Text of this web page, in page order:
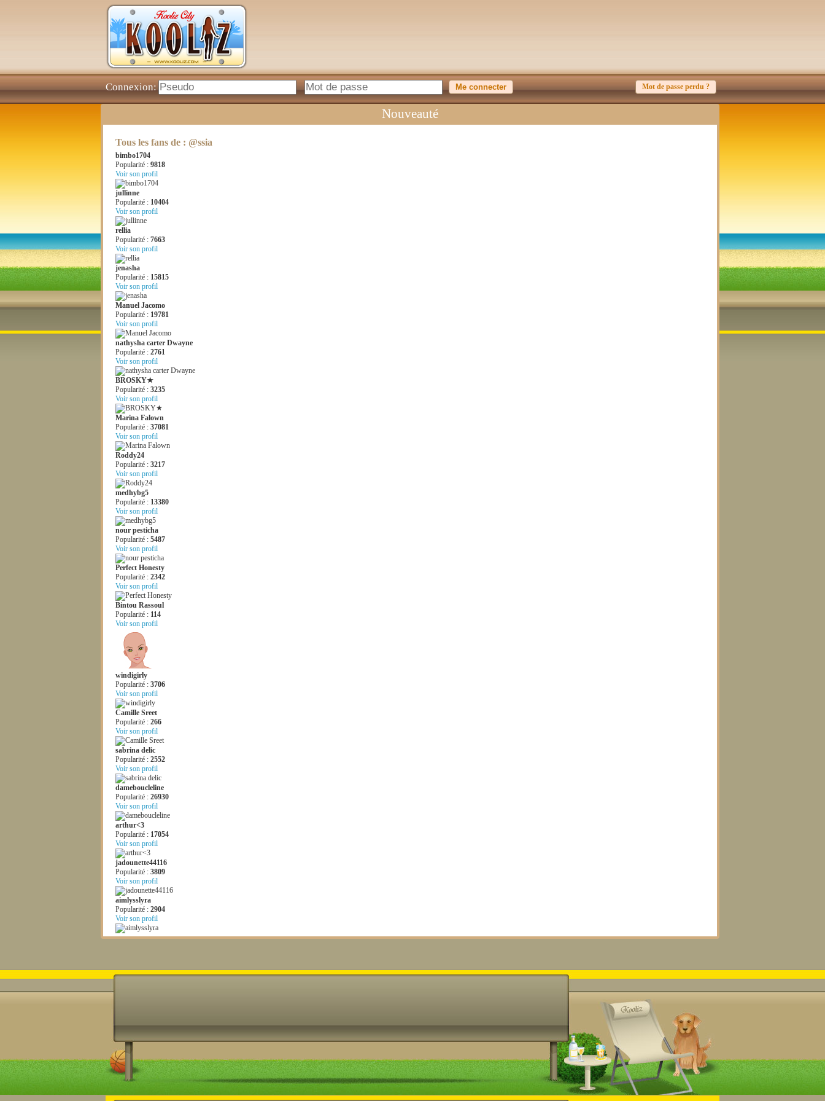
Connexion: Mot de passe perdu ?
Nouveauté
Tous les fans de : @ssia
bimbo1704
Popularité : 9818
Voir son profil
jullinne
Popularité : 10404
Voir son profil
rellia
Popularité : 7663
Voir son profil
jenasha
Popularité : 15815
Voir son profil
Manuel Jacomo
Popularité : 19781
Voir son profil
nathysha carter Dwayne
Popularité : 2761
Voir son profil
BROSKY★
Popularité : 3235
Voir son profil
Marina Falown
Popularité : 37081
Voir son profil
Roddy24
Popularité : 3217
Voir son profil
medhybg5
Popularité : 13380
Voir son profil
nour pesticha
Popularité : 5487
Voir son profil
Perfect Honesty
Popularité : 2342
Voir son profil
Bintou Rassoul
Popularité : 114
Voir son profil
windigirly
Popularité : 3706
Voir son profil
Camille Sreet
Popularité : 266
Voir son profil
sabrina delic
Popularité : 2552
Voir son profil
dameboucleline
Popularité : 26930
Voir son profil
arthur<3
Popularité : 17054
Voir son profil
jadounette44116
Popularité : 3809
Voir son profil
aimlysslyra
Popularité : 2904
Voir son profil